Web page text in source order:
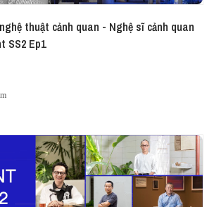
thuật cảnh quan - Nghệ sĩ cảnh quan
SS2 Ep1